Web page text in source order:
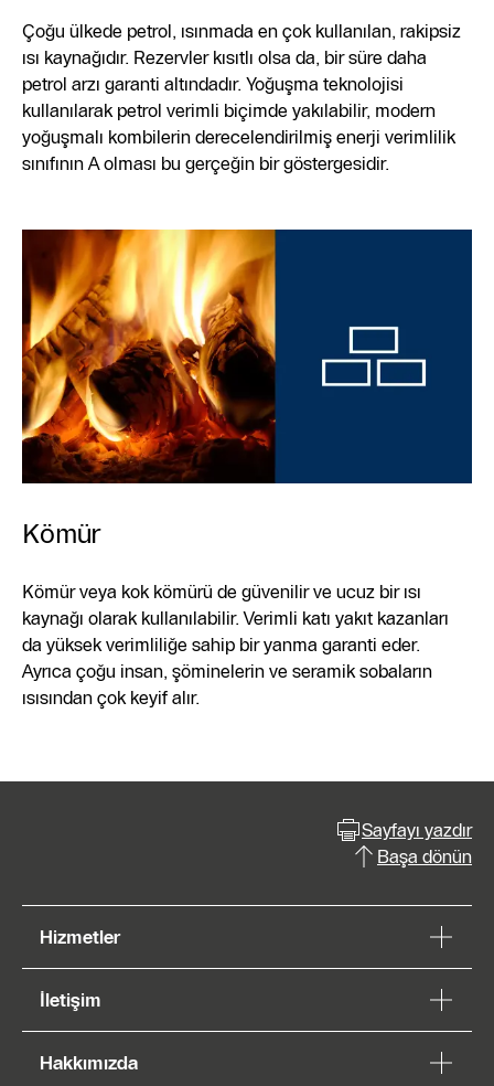
Çoğu ülkede petrol, ısınmada en çok kullanılan, rakipsiz
ısı kaynağıdır. Rezervler kısıtlı olsa da, bir süre daha
petrol arzı garanti altındadır. Yoğuşma teknolojisi
kullanılarak petrol verimli biçimde yakılabilir, modern
yoğuşmalı kombilerin derecelendirilmiş enerji verimlilik
sınıfının A olması bu gerçeğin bir göstergesidir.
Kömür
Kömür veya kok kömürü de güvenilir ve ucuz bir ısı
kaynağı olarak kullanılabilir. Verimli katı yakıt kazanları
da yüksek verimliliğe sahip bir yanma garanti eder.
Ayrıca çoğu insan, şöminelerin ve seramik sobaların
ısısından çok keyif alır.
Sayfayı yazdır
Başa dönün
Hizmetler
İletişim
Hakkımızda